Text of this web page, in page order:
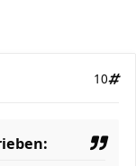
10